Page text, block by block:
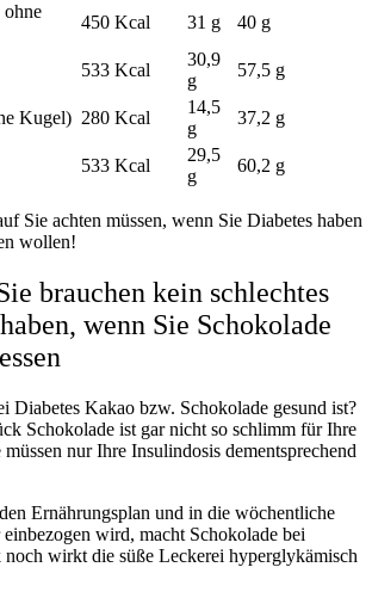
450 Kcal 31 g 40 g
533 Kcal
30,9
g
57,5 g
Kugel) 280 Kcal
14,5
g
37,2 g
533 Kcal
29,5
g
60,2 g
Sie achten müssen, wenn Sie Diabetes haben
wollen!
brauchen kein schlechtes
wenn Sie Schokolade
Diabetes Kakao bzw. Schokolade gesund ist?
Schokolade ist gar nicht so schlimm für Ihre
nur Ihre Insulindosis dementsprechend
Ernährungsplan und in die wöchentliche
wird, macht Schokolade bei
noch wirkt die süße Leckerei hyperglykämisch